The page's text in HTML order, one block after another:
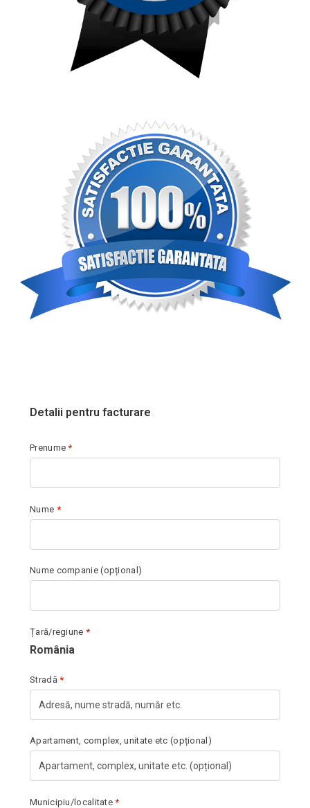
Detalii pentru facturare
Prenume*
Nume *
Nume companie(opțional)
Țară/regiune *
România
Stradă *
Apartament, complex, unitate etc (opțional)
Municipiu/localitate *